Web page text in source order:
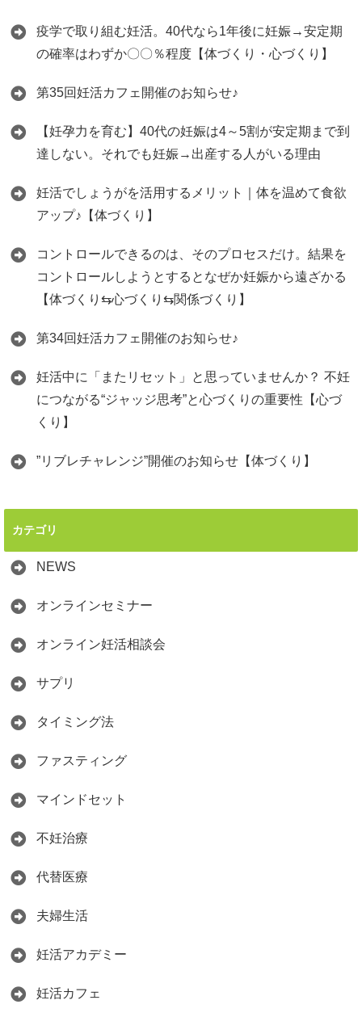
疫学で取り組む妊活。40代なら1年後に妊娠→安定期
の確率はわずか〇〇％程度【体づくり・心づくり】
第35回妊活カフェ開催のお知らせ♪
【妊孕力を育む】40代の妊娠は4～5割が安定期まで到
達しない。それでも妊娠→出産する人がいる理由
妊活でしょうがを活用するメリット｜体を温めて食欲
アップ♪【体づくり】
コントロールできるのは、そのプロセスだけ。結果を
コントロールしようとするとなぜか妊娠から遠ざかる
【体づくり⇆心づくり⇆関係づくり】
第34回妊活カフェ開催のお知らせ♪
妊活中に「またリセット」と思っていませんか？ 不妊
につながる“ジャッジ思考”と心づくりの重要性【心づ
くり】
”リブレチャレンジ”開催のお知らせ【体づくり】
カテゴリ
NEWS
オンラインセミナー
オンライン妊活相談会
サプリ
タイミング法
ファスティング
マインドセット
不妊治療
代替医療
夫婦生活
妊活アカデミー
妊活カフェ